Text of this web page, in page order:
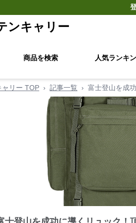
ンキャリー
商品を検索 人気ランキ
ャリー TOP › 記事一覧 › 富士登山を成